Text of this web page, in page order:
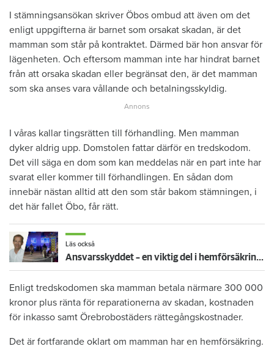
I stämningsansökan skriver Öbos ombud att även om det
enligt uppgifterna är barnet som orsakat skadan, är det
mamman som står på kontraktet. Därmed bär hon ansvar för
lägenheten. Och eftersom mamman inte har hindrat barnet
från att orsaka skadan eller begränsat den, är det mamman
som ska anses vara vållande och betalningsskyldig.
I våras kallar tingsrätten till förhandling. Men mamman
dyker aldrig upp. Domstolen fattar därför en tredskodom.
Det vill säga en dom som kan meddelas när en part inte har
svarat eller kommer till förhandlingen. En sådan dom
innebär nästan alltid att den som står bakom stämningen, i
det här fallet Öbo, får rätt.
Läs också
Ansvarsskyddet – en viktig del i hemförsäkringen
Enligt tredskodomen ska mamman betala närmare 300 000
kronor plus ränta för reparationerna av skadan, kostnaden
för inkasso samt Örebrobostäders rättegångskostnader.
Det är fortfarande oklart om mamman har en hemförsäkring.